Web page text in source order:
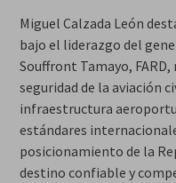
Miguel Calzada León
bajo el liderazgo del
Souffront Tamayo,
seguridad de la aviación
infraestructura
estándares
posicionamiento de la
destino confiable y